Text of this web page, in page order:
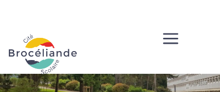
a